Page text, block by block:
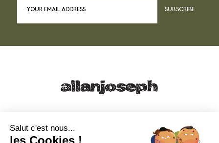
SUBSCRIBE
Salut c'est nous...
les Cookies !